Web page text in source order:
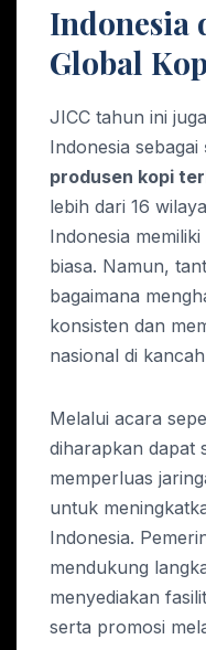
Indonesia
Global
JICC tahun ini
Indonesia sebagai
produsen kopi
lebih dari 16
Indonesia
biasa. Namun,
bagaimana
konsisten dan
nasional di
Melalui acara
diharapkan dapat
memperluas
untuk
Indonesia.
mendukung
menyediakan
serta promosi